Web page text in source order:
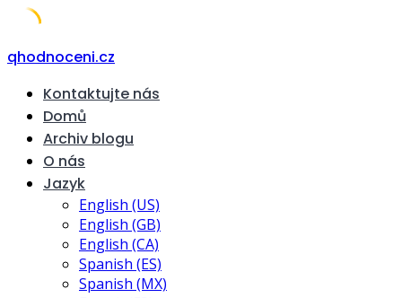
Skip
content
qhodnoceni.cz
Kontaktujte nás
Domů
Archiv blogu
O nás
Jazyk
English (US)
English (GB)
English (CA)
Spanish (ES)
Spanish (MX)